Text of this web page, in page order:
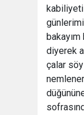
diyerek
çalar